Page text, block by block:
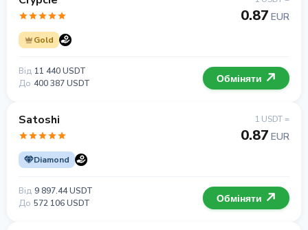
Gold
0.87 EUR
Від 11 440 USDT
До 400 387 USDT Обміняти
Satoshi
Diamond
1 USDT =
0.87 EUR
Від 9 897.44 USDT
До 572 106 USDT Обміняти